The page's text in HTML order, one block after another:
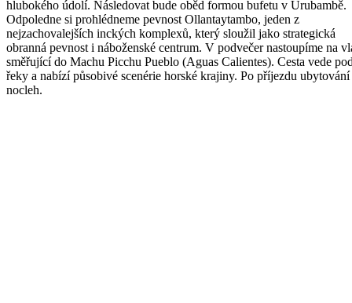
hlubokého údolí. Následovat bude oběd formou bufetu v Urubambě.
Odpoledne si prohlédneme pevnost Ollantaytambo, jeden z
nejzachovalejších inckých komplexů, který sloužil jako strategická
obranná pevnost i náboženské centrum. V podvečer nastoupíme na
směřující do Machu Picchu Pueblo (Aguas Calientes). Cesta vede
řeky a nabízí působivé scenérie horské krajiny. Po příjezdu ubytování
nocleh.